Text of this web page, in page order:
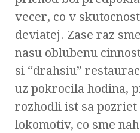
vecer, co v
deviatej. Zase raz
nasu oblubenu
si “drahsiu”
uz pokrocila hodina,
rozhodli ist sa
lokomotiv, co sme